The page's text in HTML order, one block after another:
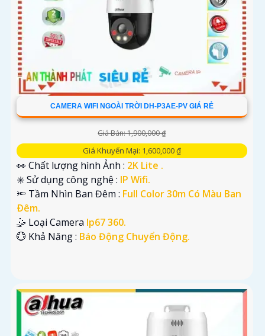
CAMERA WIFI NGOÀI TRỜI DH-P3AE-PV GIÁ RẺ
Giá Bán: 1,900,000 ₫
Giá Khuyến Mại: 1,600,000 ₫
👀 Chất lượng hình Ảnh : 2K Lite .
✳️ Sử dụng công nghệ : IP Wifi.
🔦 Tầm Nhìn Ban Đêm : Full Color 30m Có Màu Ban
Ðêm.
🤹 Loại Camera Ip67 360.
️💮 Khả Năng : Báo Động Chuyển Động.